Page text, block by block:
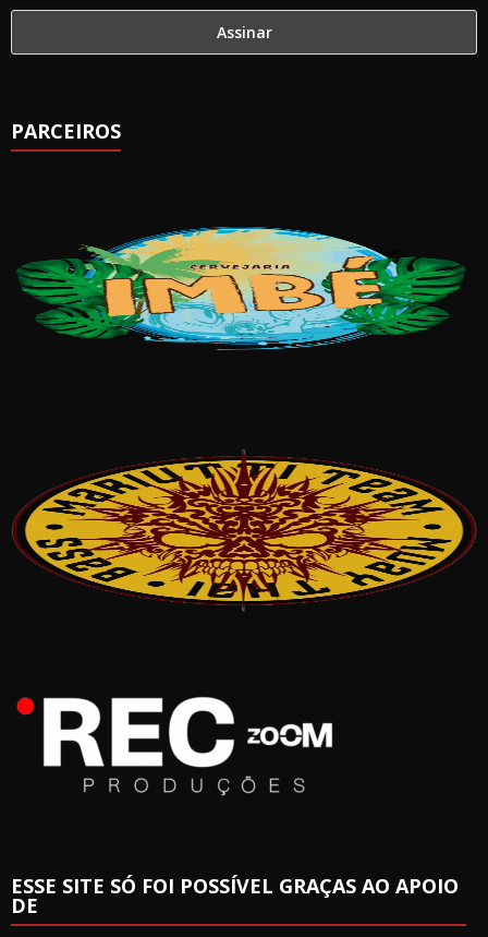
PARCEIROS
ESSE SITE SÓ FOI POSSÍVEL GRAÇAS AO APOIO
DE